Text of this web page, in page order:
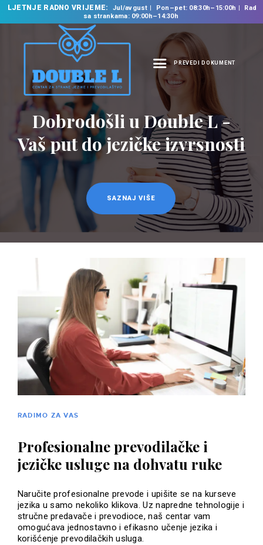
LJETNJE RADNO VRIJEME: Jul/avgust Pon–pet: 08:30h–15:00h
Rad
sa strankama: 09:00h–14:30h
PREVEDI DOKUMENT
NASLOVNA
O NAMA
NAŠE USLUGE
ŠKOLA STRANIH
JEZIKA
PREVODILAČKI BIRO
KURSEVI
NOVOSTI
KONTAKT
Dobrodošli u Double L -
Vaš put do jezičke izvrsnosti
SAZNAJ VIŠE
Prevodilačke usluge
na 35 jezika
SAZNAJ VIŠE
RADIMO ZA VAS
Profesionalne prevodilačke i
jezičke usluge na dohvatu ruke
Naručite profesionalne prevode i upišite se na kurseve
jezika u samo nekoliko klikova. Uz napredne tehnologije i
stručne predavače i prevodioce, naš centar vam
omogućava jednostavno i efikasno učenje jezika i
korišćenje prevodilačkih usluga.